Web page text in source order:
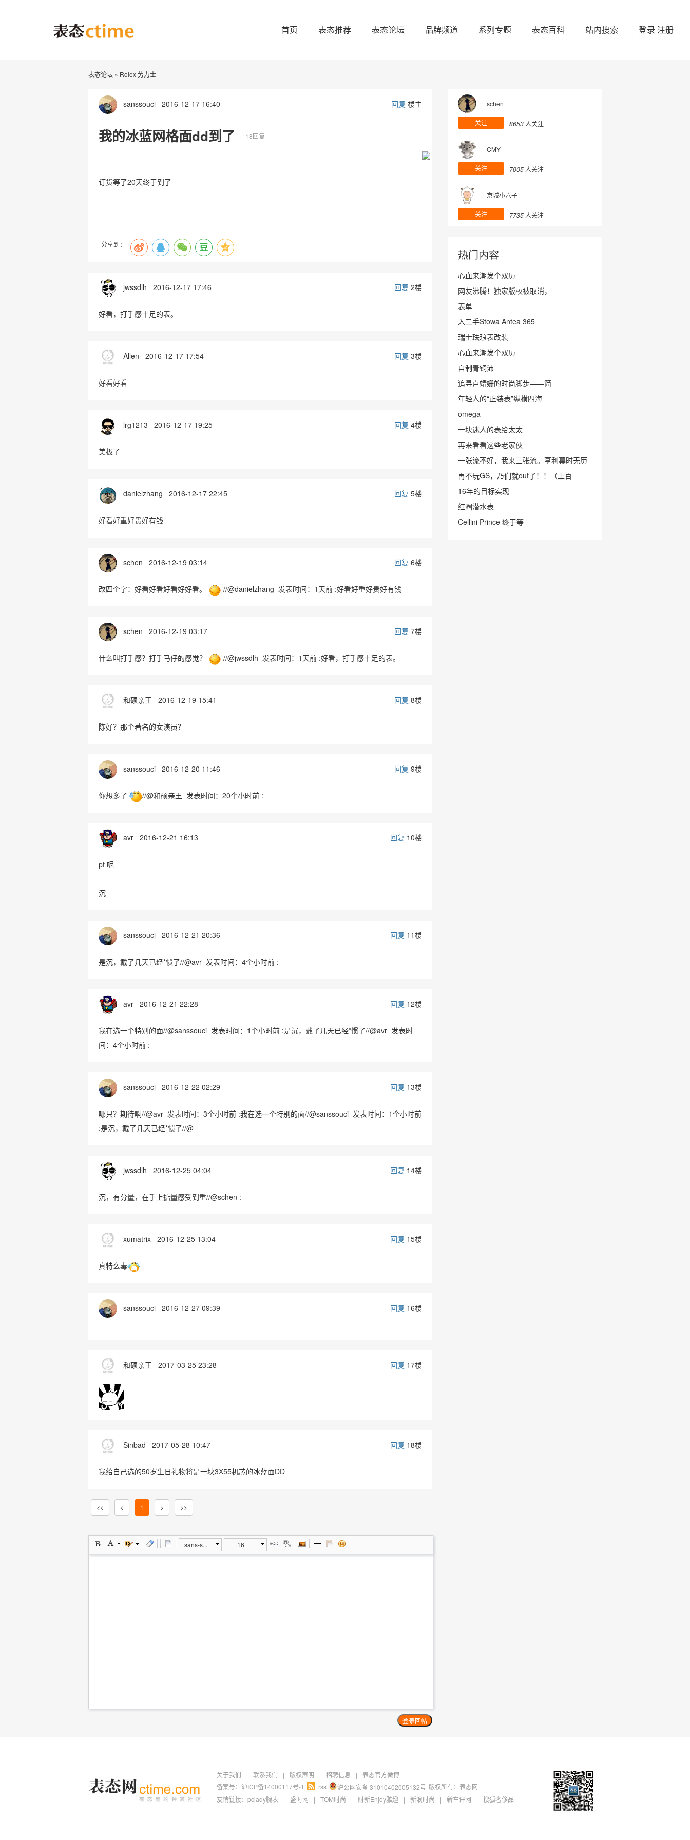
首页 表态推荐 表态论坛 品牌频道 系列专题 表态百科 站内搜索 登录 注册
表态论坛 » Rolex 劳力士
回复 楼主
sanssouci 2016-12-17 16:40
我的冰蓝网格面dd到了 18回复
订货等了20天终于到了
分享到：
回复 2楼
jwssdlh 2016-12-17 17:46
好看，打手感十足的表。
回复 3楼
Allen 2016-12-17 17:54
好看好看
回复 4楼
lrg1213 2016-12-17 19:25
美极了
回复 5楼
danielzhang 2016-12-17 22:45
好看好重好贵好有钱
回复 6楼
schen 2016-12-19 03:14
改四个字：好看好看好看好好看。 //@danielzhang 发表时间：1天前 :好看好重好贵好有钱
回复 7楼
schen 2016-12-19 03:17
什么叫打手感？打手马仔的感觉？ //@jwssdlh 发表时间：1天前 :好看，打手感十足的表。
回复 8楼
和硕亲王 2016-12-19 15:41
陈好？那个著名的女演员？
回复 9楼
sanssouci 2016-12-20 11:46
你想多了 //@和硕亲王 发表时间：20个小时前 :
回复 10楼
avr 2016-12-21 16:13
pt 呢
沉
回复 11楼
sanssouci 2016-12-21 20:36
是沉，戴了几天已经*惯了//@avr 发表时间：4个小时前 :
回复 12楼
avr 2016-12-21 22:28
我在选一个特别的面//@sanssouci 发表时间：1个小时前 :是沉，戴了几天已经*惯了//@avr 发表时
间：4个小时前 :
回复 13楼
sanssouci 2016-12-22 02:29
哪只？期待啊//@avr 发表时间：3个小时前 :我在选一个特别的面//@sanssouci 发表时间：1个小时前
:是沉，戴了几天已经*惯了//@
回复 14楼
jwssdlh 2016-12-25 04:04
沉，有分量，在手上掂量感受到重//@schen :
回复 15楼
xumatrix 2016-12-25 13:04
真特么毒
回复 16楼
sanssouci 2016-12-27 09:39
回复 17楼
和硕亲王 2017-03-25 23:28
回复 18楼
Sinbad 2017-05-28 10:47
我给自己选的50岁生日礼物将是一块3X55机芯的冰蓝面DD
<< < 1 > >>
sans-s... 16
schen
8653 人关注
关注
CMY
7005 人关注
关注
京城小六子
7735 人关注
关注
热门内容
心血来潮发个双历
网友沸腾！独家版权被取消，
表单
入二手Stowa Antea 365
瑞士珐琅表改装
心血来潮发个双历
自制青铜沛
追寻卢靖姗的时尚脚步——简
年轻人的“正装表”纵横四海
omega
一块迷人的表给太太
再来看看这些老家伙
一张流不好，我来三张流。亨利幕时无历
再不玩GS，乃们就out了！！（上百
16年的目标实现
红圈潜水表
Cellini Prince 终于等
关于我们 | 联系我们 | 版权声明 | 招聘信息 |
表态官方微博
版权所有：表态网
备案号：沪ICP备14000117号-1 rss
沪公网安备 31010402005132号
友情链接： pclady腕表 | 盛时网 | TOM时尚 | 财新Enjoy雅趣 | 新浪时尚 | 新车评网 | 搜狐奢侈品